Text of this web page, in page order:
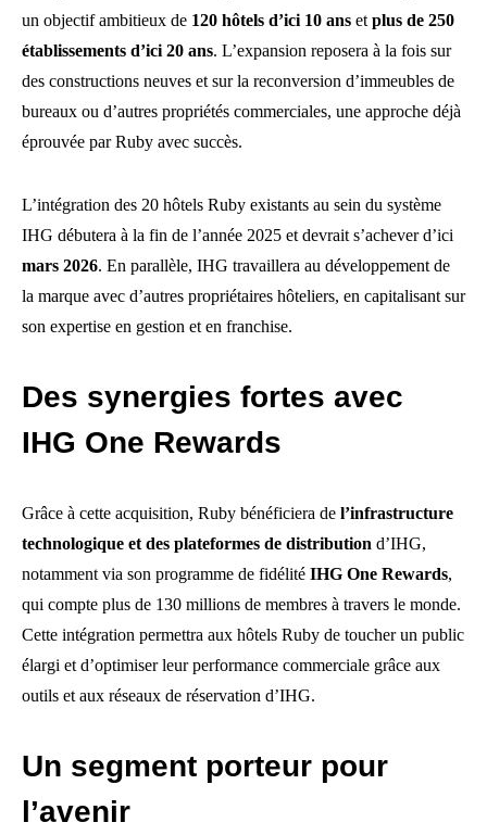
un objectif ambitieux de 120 hôtels d’ici 10 ans et plus de 250
établissements d’ici 20 ans. L’expansion reposera à la fois sur
des constructions neuves et sur la reconversion d’immeubles de
bureaux ou d’autres propriétés commerciales, une approche déjà
éprouvée par Ruby avec succès.
L’intégration des 20 hôtels Ruby existants au sein du système
IHG débutera à la fin de l’année 2025 et devrait s’achever d’ici
mars 2026. En parallèle, IHG travaillera au développement de
la marque avec d’autres propriétaires hôteliers, en capitalisant sur
son expertise en gestion et en franchise.
Des synergies fortes avec
IHG One Rewards
Grâce à cette acquisition, Ruby bénéficiera de l’infrastructure
technologique et des plateformes de distribution d’IHG,
notamment via son programme de fidélité IHG One Rewards,
qui compte plus de 130 millions de membres à travers le monde.
Cette intégration permettra aux hôtels Ruby de toucher un public
élargi et d’optimiser leur performance commerciale grâce aux
outils et aux réseaux de réservation d’IHG.
Un segment porteur pour
l’avenir